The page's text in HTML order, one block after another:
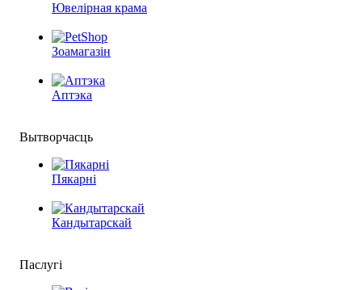
Ювелірная крама
Зоамагазін
Аптэка
Вытворчасць
Пякарні
Кандытарскай
Паслугі